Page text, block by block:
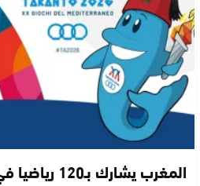
المغرب يشارك بـ120 رياضيا في دورة تارانتو 2026